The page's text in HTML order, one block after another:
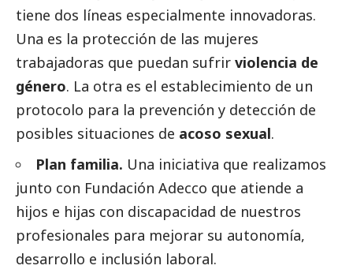
tiene dos líneas especialmente innovadoras.
Una es la protección de las mujeres
trabajadoras que puedan sufrir violencia de
género. La otra es el establecimiento de un
protocolo para la prevención y detección de
posibles situaciones de acoso sexual.
Plan familia. Una iniciativa que realizamos
junto con Fundación Adecco que atiende a
hijos e hijas con discapacidad de nuestros
profesionales para mejorar su autonomía,
desarrollo e inclusión laboral.